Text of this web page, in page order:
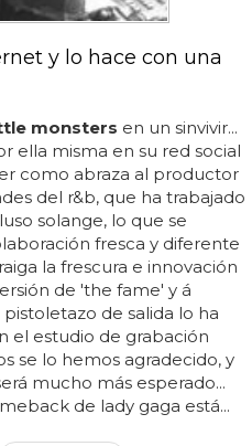
y lo hace con una
monsters en un sinvivir...
ella misma en su red social
como abraza al productor
del r&b, que ha trabajado
solange, lo que se
fresca y diferente
la frescura e innovación
de 'the fame' y á
de salida lo ha
el estudio de grabación
se lo hemos agradecido, y
mucho más esperado...
de lady gaga está...